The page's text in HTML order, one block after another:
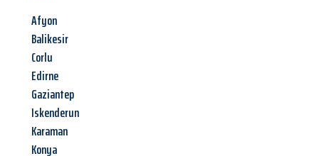
Afyon
Balikesir
Corlu
Edirne
Gaziantep
Iskenderun
Karaman
Konya